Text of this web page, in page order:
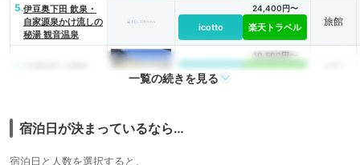
5.伊豆奥下田 飲泉・
自家源泉かけ流しの
秘湯 観音温泉
icotto
24,400円〜
楽天トラベル 旅館
icotto
10,500円〜
一覧の続きを見る
宿泊日が決まっているなら…
宿泊日と人数を選択すると、